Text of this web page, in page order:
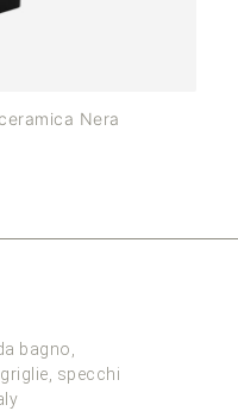
Nera
bagno,
specchi